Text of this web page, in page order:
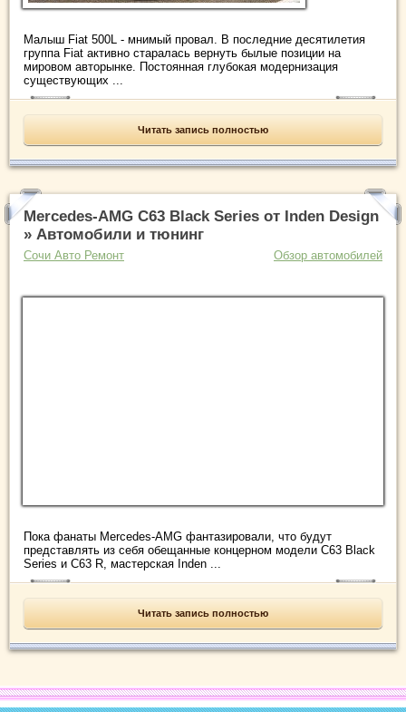
Малыш Fiat 500L - мнимый провал. В последние десятилетия
группа Fiat активно старалась вернуть былые позиции на
мировом авторынке. Постоянная глубокая модернизация
существующих ...
Читать запись полностью
Mercedes-AMG C63 Black Series от Inden Design
» Автомобили и тюнинг
Сочи Авто Ремонт Обзор автомобилей
Пока фанаты Mercedes-AMG фантазировали, что будут
представлять из себя обещанные концерном модели C63 Black
Series и C63 R, мастерская Inden ...
Читать запись полностью